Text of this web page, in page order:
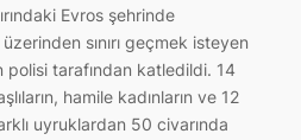
Evros şehrinde
sınırı geçmek isteyen
polisi tarafından katledildi. 14
hamile kadınların ve 12
uyruklardan 50 civarında